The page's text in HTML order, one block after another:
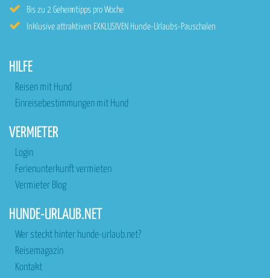
Bis zu 2 Geheimtipps pro Woche
Inklusive attraktiven EXKLUSIVEN Hunde-Urlaubs-Pauschalen
HILFE
Reisen mit Hund
Einreisebestimmungen mit Hund
VERMIETER
Login
Ferienunterkunft vermieten
Vermieter Blog
HUNDE-URLAUB.NET
Wer steckt hinter hunde-urlaub.net?
Reisemagazin
Kontakt